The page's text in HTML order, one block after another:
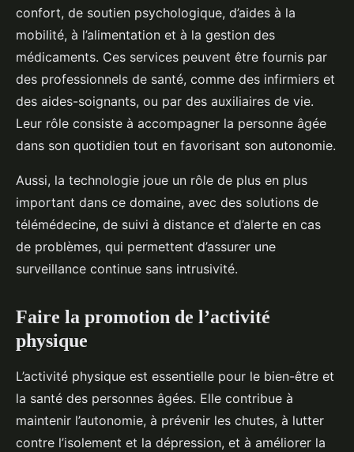
confort, de soutien psychologique, d’aides à la
mobilité, à l’alimentation et à la gestion des
médicaments. Ces services peuvent être fournis par
des professionnels de santé, comme des infirmiers et
des aides-soignants, ou par des auxiliaires de vie.
Leur rôle consiste à accompagner la personne âgée
dans son quotidien tout en favorisant son autonomie.
Aussi, la technologie joue un rôle de plus en plus
important dans ce domaine, avec des solutions de
télémédecine, de suivi à distance et d’alerte en cas
de problèmes, qui permettent d’assurer une
surveillance continue sans intrusivité.
Faire la promotion de l’activité
physique
L’activité physique est essentielle pour le bien-être et
la santé des personnes âgées. Elle contribue à
maintenir l’autonomie, à prévenir les chutes, à lutter
contre l’isolement et la dépression, et à améliorer la